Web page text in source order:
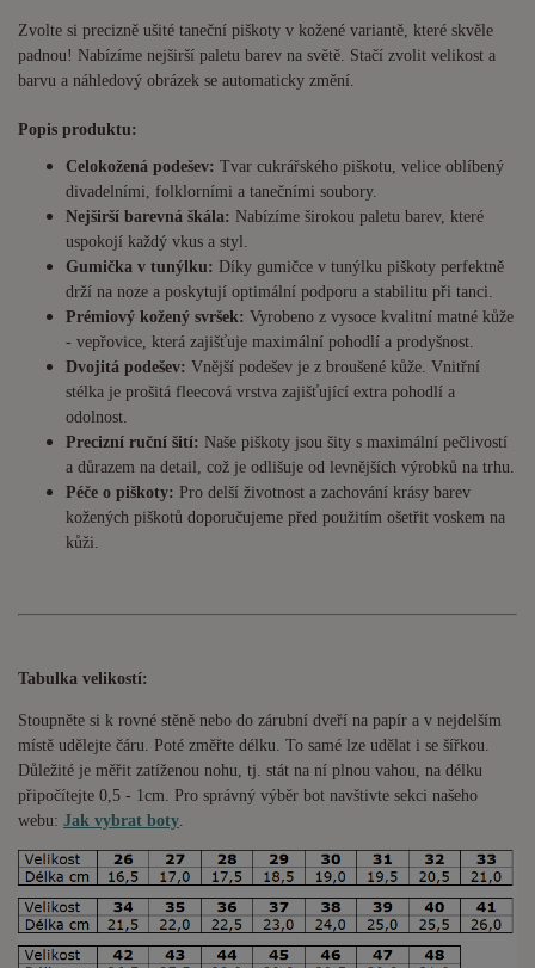
Zvolte si precizně ušité taneční piškoty v kožené variantě, které skvěle
padnou! Nabízíme nejširší paletu barev na světě. Stačí zvolit velikost a
barvu a náhledový obrázek se automaticky změní.
Popis produktu:
Celokožená podešev: Tvar cukrářského piškotu, velice oblíbený
divadelními, folklorními a tanečními soubory.
Nejširší barevná škála: Nabízíme širokou paletu barev, které
uspokojí každý vkus a styl.
Gumička v tunýlku: Díky gumičce v tunýlku piškoty perfektně
drží na noze a poskytují optimální podporu a stabilitu při tanci.
Prémiový kožený svršek: Vyrobeno z vysoce kvalitní matné kůže
- vepřovice, která zajišťuje maximální pohodlí a prodyšnost.
Dvojitá podešev: Vnější podešev je z broušené kůže. Vnitřní
stélka je prošitá fleecová vrstva zajišťující extra pohodlí a
odolnost.
Precizní ruční šití: Naše piškoty jsou šity s maximální pečlivostí
a důrazem na detail, což je odlišuje od levnějších výrobků na trhu.
Péče o piškoty: Pro delší životnost a zachování krásy barev
kožených piškotů doporučujeme před použitím ošetřit voskem na
kůži.
Tabulka velikostí:
Stoupněte si k rovné stěně nebo do zárubní dveří na papír a v nejdelším
místě udělejte čáru. Poté změřte délku. To samé lze udělat i se šířkou.
Důležité je měřit zatíženou nohu, tj. stát na ní plnou vahou, na délku
připočítejte 0,5 - 1cm . Pro správný výběr bot navštivte sekci našeho
webu: Jak vybrat boty